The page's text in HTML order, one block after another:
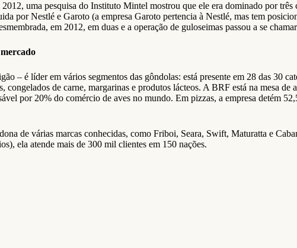
uma pesquisa do Instituto Mintel mostrou que ele era dominado por três
por Nestlé e Garoto (a empresa Garoto pertencia à Nestlé, mas tem
em 2012, em duas e a operação de guloseimas passou a se
– é líder em vários segmentos das gôndolas: está presente em 28 das 30
congelados de carne, margarinas e produtos lácteos. A BRF está na mesa de
por 20% do comércio de aves no mundo. Em pizzas, a empresa detém
de várias marcas conhecidas, como Friboi, Seara, Swift, Maturatta e
ela atende mais de 300 mil clientes em 150 nações.